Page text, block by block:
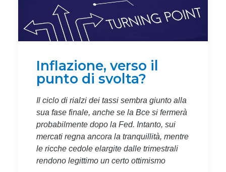
Inflazione, verso il
punto di svolta?
Il ciclo di rialzi dei tassi sembra giunto alla
sua fase finale, anche se la Bce si fermerà
probabilmente dopo la Fed. Intanto, sui
mercati regna ancora la tranquillità, mentre
le ricche cedole elargite dalle trimestrali
rendono legittimo un certo ottimismo